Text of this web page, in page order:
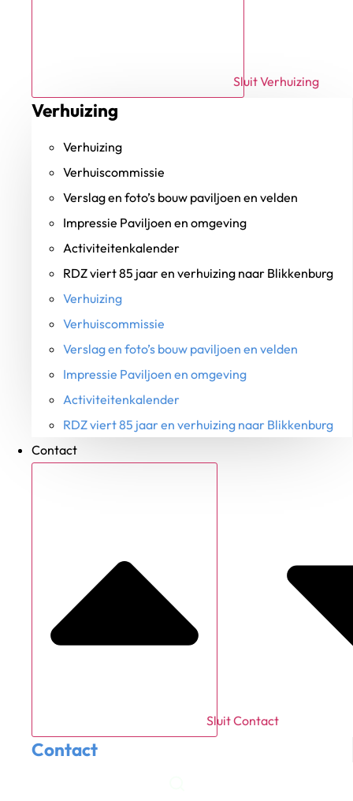
Sluit Verhuizing
Verhuizing
Verhuizing
Verhuiscommissie
Verslag en foto’s bouw paviljoen en velden
Impressie Paviljoen en omgeving
Activiteitenkalender
RDZ viert 85 jaar en verhuizing naar Blikkenburg
Verhuizing
Verhuiscommissie
Verslag en foto’s bouw paviljoen en velden
Impressie Paviljoen en omgeving
Activiteitenkalender
RDZ viert 85 jaar en verhuizing naar Blikkenburg
Contact
Sluit Contact
Contact